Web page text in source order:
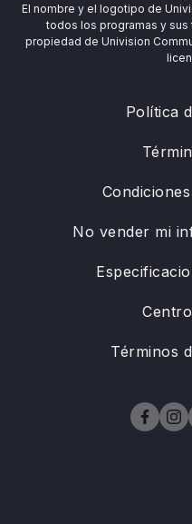
El nombre y el logotipo de
todos los programas y
propiedad de Univision
Política
No vender mi
Términos